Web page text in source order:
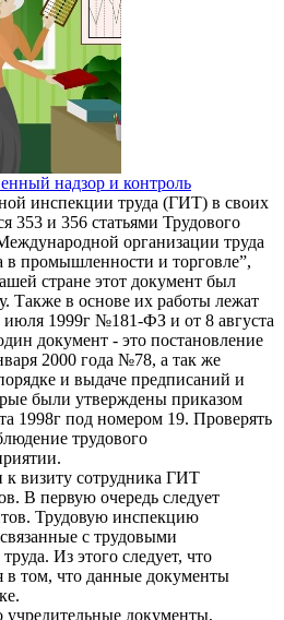
надзор и контроль
инспекции труда (ГИТ) в своих
353 и 356 статьями Трудового
организации труда
промышленности и торговле”,
стране этот документ был
Также в основе их работы лежат
июля 1999г №181-ФЗ и от 8 августа
документ - это постановление
2000 года №78, а так же
и выдаче предписаний и
были утверждены приказом
1998г под номером 19. Проверять
трудового
визиту сотрудника ГИТ
В первую очередь следует
Трудовую инспекцию
с трудовыми
Из этого следует, что
в том, что данные документы
документы,